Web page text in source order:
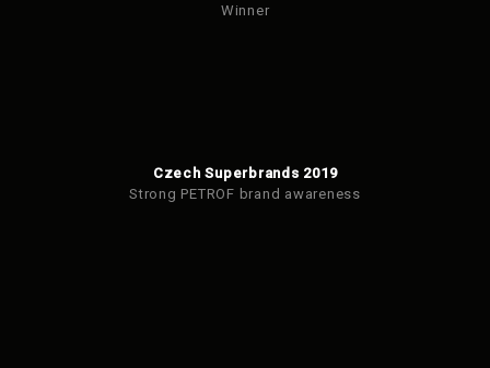
Winner
Czech Superbrands 2019
Strong PETROF brand awareness